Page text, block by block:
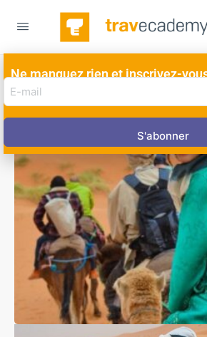
Ne manquez rien et inscrivez-
d'information ici!
E-
mail
adres